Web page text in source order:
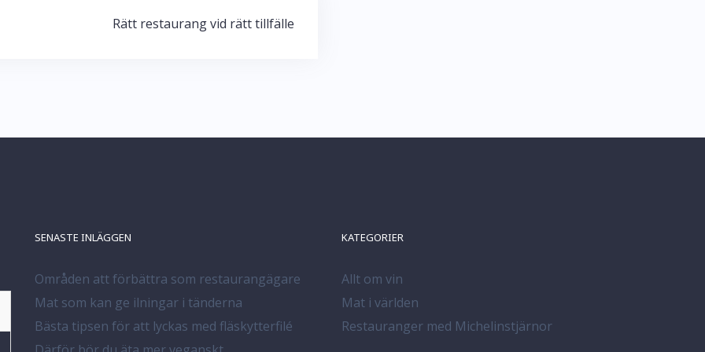
Rätt restaurang vid rätt tillfälle
SENASTE INLÄGGEN
Områden att förbättra som restaurangägare
Mat som kan ge ilningar i tänderna
Bästa tipsen för att lyckas med fläskytterfilé
KATEGORIER
Allt om vin
Mat i världen
Restauranger med Michelinstjärnor